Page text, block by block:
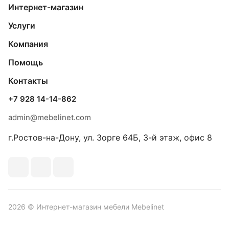
Интернет-магазин
Услуги
Компания
Помощь
Контакты
+7 928 14-14-862
admin@mebelinet.com
г.Ростов-на-Дону, ул. Зорге 64Б, 3-й этаж, офис 8
2026 © Интернет-магазин мебели Mebelinet